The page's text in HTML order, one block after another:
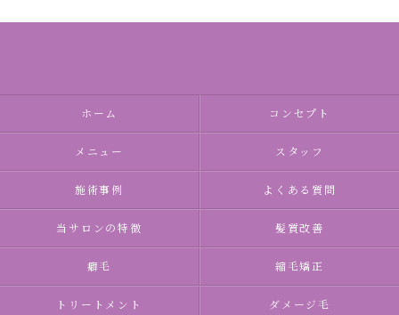
ホーム コンセプト
メニュー スタッフ
施術事例 よくある質問
当サロンの特徴 髪質改善
癖毛 縮毛矯正
トリートメント ダメージ毛